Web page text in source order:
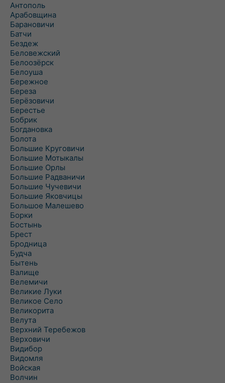
Антополь
Арабовщина
Барановичи
Батчи
Бездеж
Беловежский
Белоозёрск
Белоуша
Бережное
Береза
Берёзовичи
Берестье
Бобрик
Богдановка
Болота
Большие Круговичи
Большие Мотыкалы
Большие Орлы
Большие Радваничи
Большие Чучевичи
Большие Яковчицы
Большое Малешево
Борки
Бостынь
Брест
Бродница
Будча
Бытень
Валище
Велемичи
Великие Луки
Великое Село
Великорита
Велута
Верхний Теребежов
Верховичи
Видибор
Видомля
Войская
Волчин